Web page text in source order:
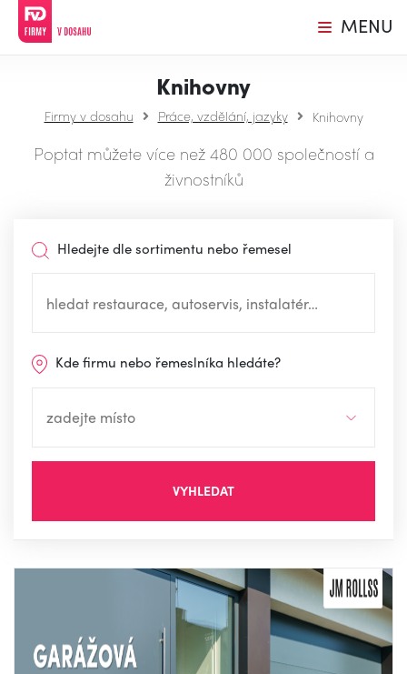
MENU
Knihovny
Firmy v dosahu Práce, vzdělání, jazyky Knihovny
Poptat můžete více než 480 000 společností a
živnostníků
Hledejte dle sortimentu nebo řemesel
Kde firmu nebo řemeslníka hledáte?
VYHLEDAT